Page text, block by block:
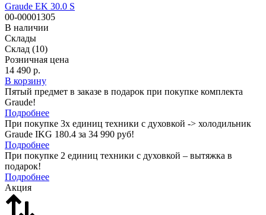
Graude EK 30.0 S
00-00001305
В наличии
Склады
Склад (10)
Розничная цена
14 490 р.
В корзину
Пятый предмет в заказе в подарок при покупке комплекта
Graude!
Подробнее
При покупке 3х единиц техники с духовкой -> холодильник
Graude IKG 180.4 за 34 990 руб!
Подробнее
При покупке 2 единиц техники с духовкой – вытяжка в
подарок!
Подробнее
Акция